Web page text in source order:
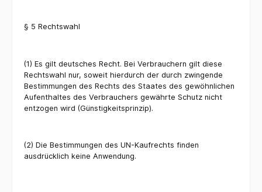
§ 5 Rechtswahl
(1) Es gilt deutsches Recht. Bei Verbrauchern gilt diese
Rechtswahl nur, soweit hierdurch der durch zwingende
Bestimmungen des Rechts des Staates des gewöhnlichen
Aufenthaltes des Verbrauchers gewährte Schutz nicht
entzogen wird (Günstigkeitsprinzip).
(2) Die Bestimmungen des UN-Kaufrechts finden
ausdrücklich keine Anwendung.